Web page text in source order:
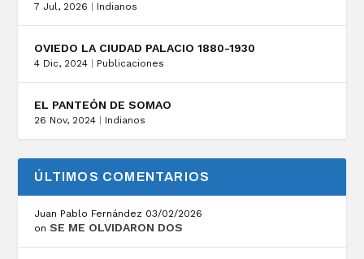
7 Jul, 2026 Indianos
OVIEDO LA CIUDAD PALACIO 1880-1930
4 Dic, 2024 Publicaciones
EL PANTEÓN DE SOMAO
26 Nov, 2024 Indianos
ÚLTIMOS COMENTARIOS
Juan Pablo Fernández 03/02/2026
onSE ME OLVIDARON DOS